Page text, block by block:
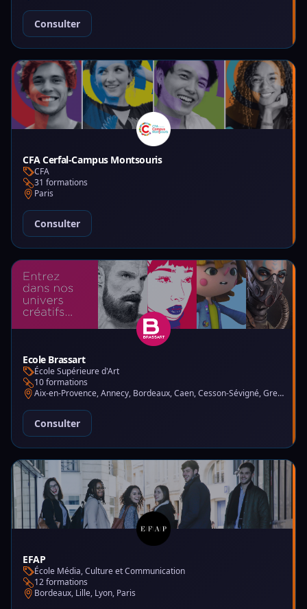
Consulter
CFA Cerfal-Campus Montsouris
CFA
31 formations
Paris
Consulter
Ecole Brassart
École Supérieure d'Art
10 formations
Aix-en-Provence, Annecy, Bordeaux, Caen, Cesson-Sévigné, Grenoble, Lille, Lyon, Montpellier, Nantes, Nice, Paris, Toulouse, Tours
Consulter
EFAP
École Média, Culture et Communication
12 formations
Bordeaux, Lille, Lyon, Paris